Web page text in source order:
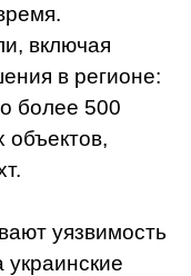
включая
в регионе:
более 500
уязвимость
украинские